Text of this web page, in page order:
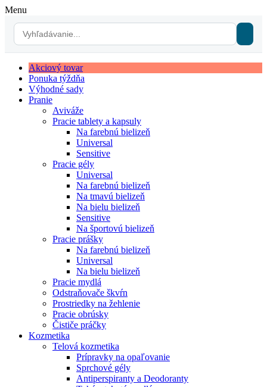
Menu
Akciový tovar
Ponuka týždňa
Výhodné sady
Pranie
Aviváže
Pracie tablety a kapsuly
Na farebnú bielizeň
Universal
Sensitive
Pracie gély
Universal
Na farebnú bielizeň
Na tmavú bielizeň
Na bielu bielizeň
Sensitive
Na športovú bielizeň
Pracie prášky
Na farebnú bielizeň
Universal
Na bielu bielizeň
Pracie mydlá
Odstraňovače škvŕn
Prostriedky na žehlenie
Pracie obrúsky
Čističe práčky
Kozmetika
Telová kozmetika
Prípravky na opaľovanie
Sprchové gély
Antiperspiranty a Deodoranty